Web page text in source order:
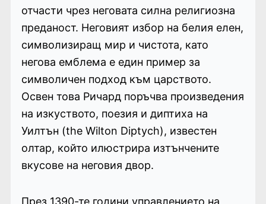
отчасти чрез неговата силна религиозна
преданост. Неговият избор на белия елен,
символизиращ мир и чистота, като
негова емблема е един пример за
символичен подход към царството.
Освен това Ричард поръчва произведения
на изкуството, поезия и диптиха на
Уилтън (the Wilton Diptych), известен
олтар, който илюстрира изтънчените
вкусове на неговия двор.
През 1390-те години управлението на